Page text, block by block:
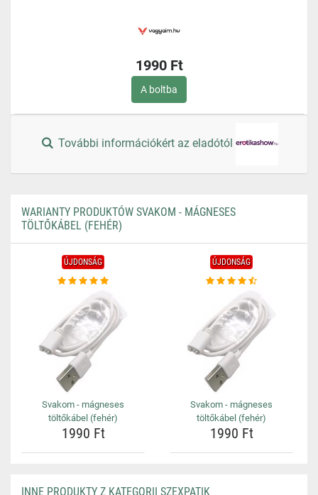
1990 Ft
A boltba
További információkért az eladótól
WARIANTY PRODUKTÓW SVAKOM - MÁGNESES
TÖLTŐKÁBEL (FEHÉR)
ÚJDONSÁG
Svakom - mágneses
töltőkábel (fehér)
1990 Ft
ÚJDONSÁG
Svakom - mágneses
töltőkábel (fehér)
1990 Ft
INNE PRODUKTY Z KATEGORII SZEXPATIK